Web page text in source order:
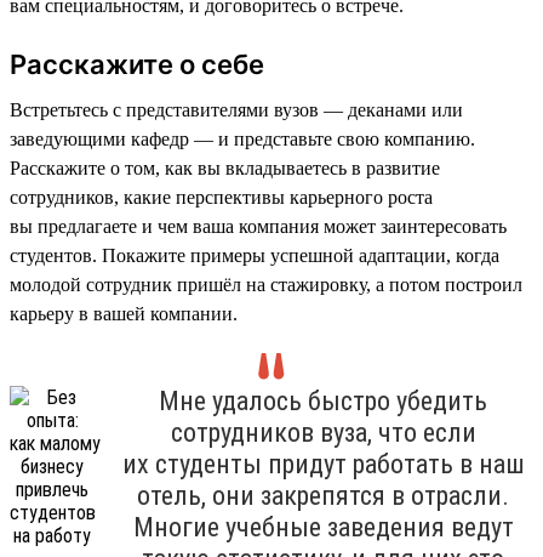
вам специальностям, и договоритесь о встрече.
Расскажите о себе
Встретьтесь с представителями вузов — деканами или
заведующими кафедр — и представьте свою компанию.
Расскажите о том, как вы вкладываетесь в развитие
сотрудников, какие перспективы карьерного роста
вы предлагаете и чем ваша компания может заинтересовать
студентов. Покажите примеры успешной адаптации, когда
молодой сотрудник пришёл на стажировку, а потом построил
карьеру в вашей компании.
Мне удалось быстро убедить
сотрудников вуза, что если
их студенты придут работать в наш
отель, они закрепятся в отрасли.
Многие учебные заведения ведут